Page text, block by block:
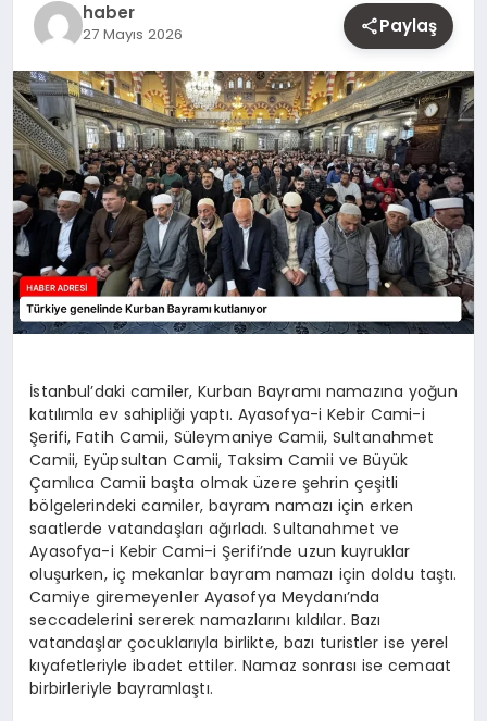
haber
27 Mayıs 2026 Paylaş
İstanbul’daki camiler, Kurban Bayramı namazına yoğun
katılımla ev sahipliği yaptı. Ayasofya-i Kebir Cami-i
Şerifi, Fatih Camii, Süleymaniye Camii, Sultanahmet
Camii, Eyüpsultan Camii, Taksim Camii ve Büyük
Çamlıca Camii başta olmak üzere şehrin çeşitli
bölgelerindeki camiler, bayram namazı için erken
saatlerde vatandaşları ağırladı. Sultanahmet ve
Ayasofya-i Kebir Cami-i Şerifi’nde uzun kuyruklar
oluşurken, iç mekanlar bayram namazı için doldu taştı.
Camiye giremeyenler Ayasofya Meydanı’nda
seccadelerini sererek namazlarını kıldılar. Bazı
vatandaşlar çocuklarıyla birlikte, bazı turistler ise yerel
kıyafetleriyle ibadet ettiler. Namaz sonrası ise cemaat
birbirleriyle bayramlaştı.